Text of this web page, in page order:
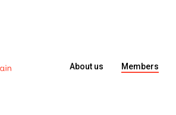
About us Members